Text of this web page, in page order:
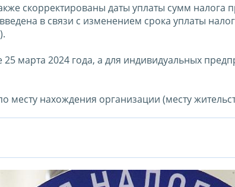
скорректированы даты уплаты сумм налога
в связи с изменением срока уплаты
марта 2024 года, а для индивидуальных
нахождения организации (месту